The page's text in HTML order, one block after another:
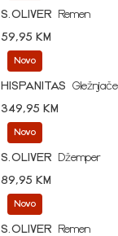
S.OLIVER
Remen
59,95 KM
Novo
HISPANITAS
Gležnjače
349,95 KM
Novo
S.OLIVER
Džemper
89,95 KM
Novo
S.OLIVER
Remen